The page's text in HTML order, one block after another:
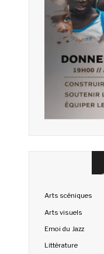
Arts scéniques
Arts visuels
Emoi du Jazz
Littérature